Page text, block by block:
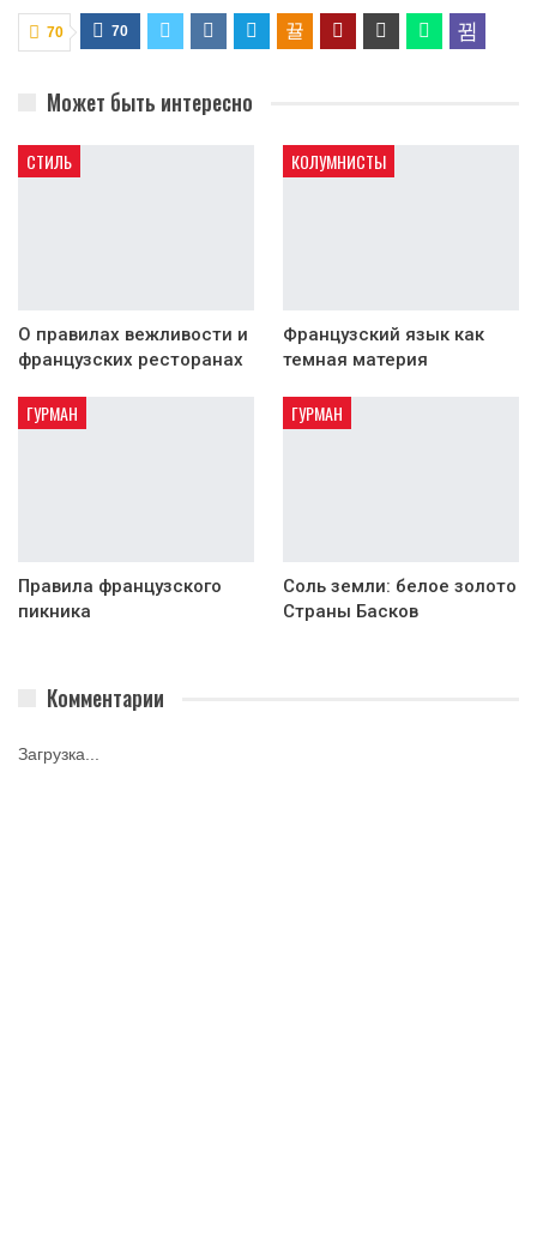
70 70
Может быть интересно
СТИЛЬ
О правилах вежливости и
французских ресторанах
КОЛУМНИСТЫ
Французский язык как
темная материя
ГУРМАН
Правила французского
пикника
ГУРМАН
Соль земли: белое золото
Страны Басков
Комментарии
Загрузка...